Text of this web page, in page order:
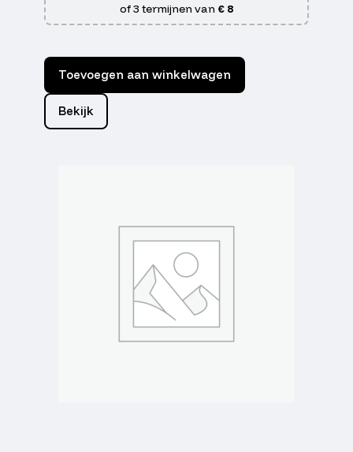
of 3 termijnen van € 8
Toevoegen aan winkelwagen
Bekijk